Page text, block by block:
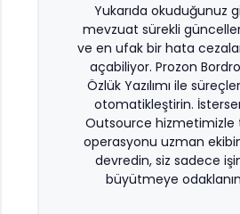
Yukarıda okuduğunuz
mevzuat sürekli
ve en ufak bir hata
açabiliyor. Prozon
Özlük Yazılımı ile
otomatikleştirin.
Outsource hizmetimizle
operasyonu uzman
devredin, siz sadece
büyütmeye